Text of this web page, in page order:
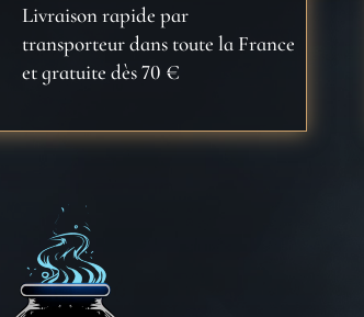
Livraison rapide par
transporteur dans toute la France
et gratuite dès 70 €